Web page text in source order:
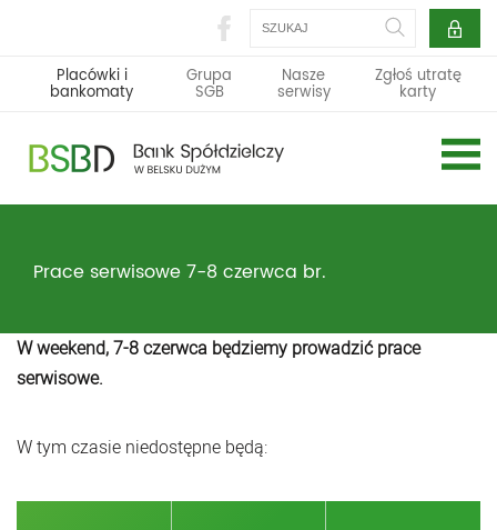
Szukaj
Placówki i
bankomaty
Grupa
SGB
Nasze
serwisy
Zgłoś utratę
karty
Prace serwisowe 7-8 czerwca br.
W weekend, 7-8 czerwca będziemy prowadzić prace
serwisowe.
W tym czasie niedostępne będą: